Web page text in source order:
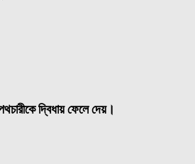
দ্বিধায় ফেলে দেয়।